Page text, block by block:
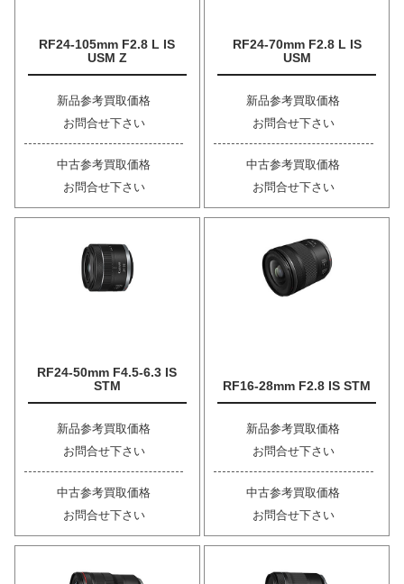
RF24-105mm F2.8 L IS
USM Z
新品参考買取価格
お問合せ下さい
中古参考買取価格
お問合せ下さい
RF24-70mm F2.8 L IS
USM
新品参考買取価格
お問合せ下さい
中古参考買取価格
お問合せ下さい
RF24-50mm F4.5-6.3 IS
STM
新品参考買取価格
お問合せ下さい
中古参考買取価格
お問合せ下さい
RF16-28mm F2.8 IS STM
新品参考買取価格
お問合せ下さい
中古参考買取価格
お問合せ下さい